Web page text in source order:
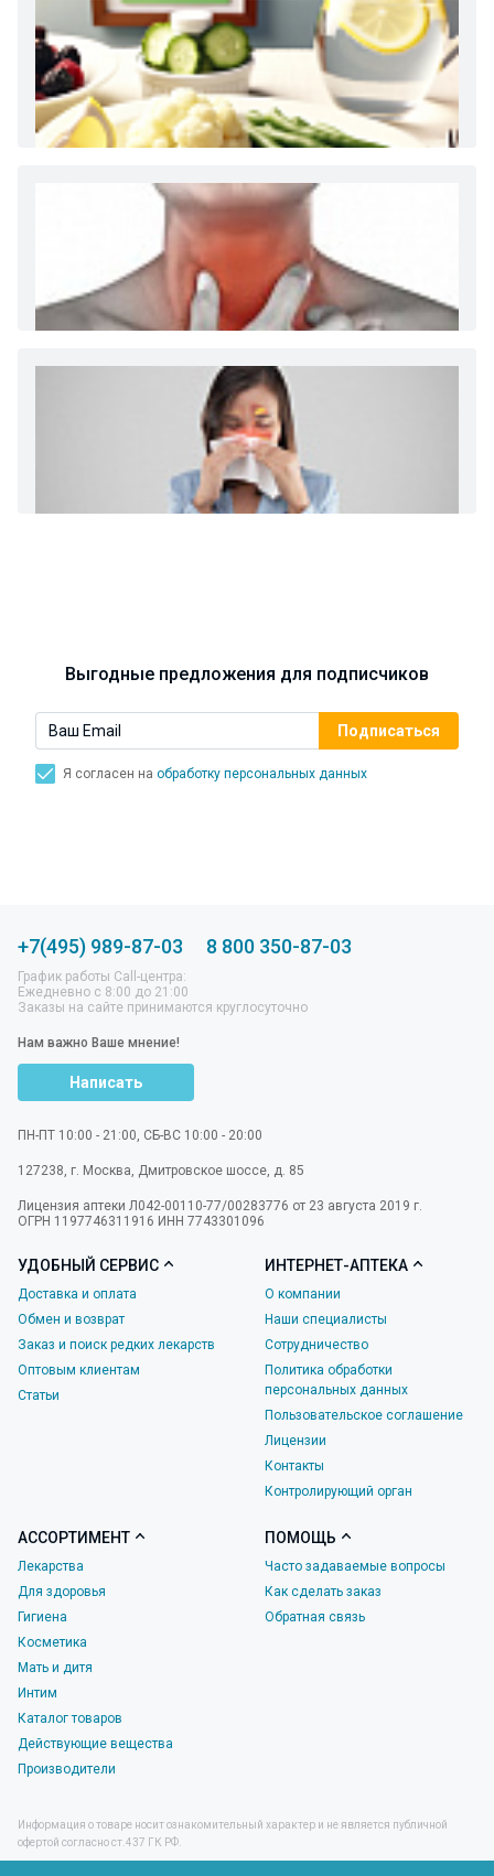
Как и сколько денег можно получить по
Диета 7 стол при заболеваниях почек (острый и
Ларингит: все о ларингите и его лечении. Как
спасти свой голос.
Выгодные предложения для подписчиков
Я согласен на обработку персональных данных
+7(495) 989-87-03 8 800 350-87-03
График работы Call-центра:
Ежедневно с 8:00 до 21:00
Заказы на сайте принимаются круглосуточно
Нам важно Ваше мнение!
Написать
ПН-ПТ 10:00 - 21:00, СБ-ВС 10:00 - 20:00
127238 г. Москва Дмитровское шоссе, д. 85
Лицензия аптеки Л042-00110-77/00283776 от 23 августа 2019 г.
ОГРН 1197746311916 ИНН 7743301096
УДОБНЫЙ СЕРВИС
Доставка и оплата
Обмен и возврат
Заказ и поиск редких лекарств
Оптовым клиентам
Статьи
ИНТЕРНЕТ-АПТЕКА
О компании
Наши специалисты
Сотрудничество
Политика обработки
персональных данных
Пользовательское соглашение
Лицензии
Контакты
Контролирующий орган
АССОРТИМЕНТ
Лекарства
Для здоровья
Гигиена
Косметика
Мать и дитя
Интим
Каталог товаров
Действующие вещества
Производители
ПОМОЩЬ
Часто задаваемые вопросы
Как сделать заказ
Обратная связь
Информация о товаре носит ознакомительный характер и не является публичной
офертой согласно ст.437 ГК РФ.